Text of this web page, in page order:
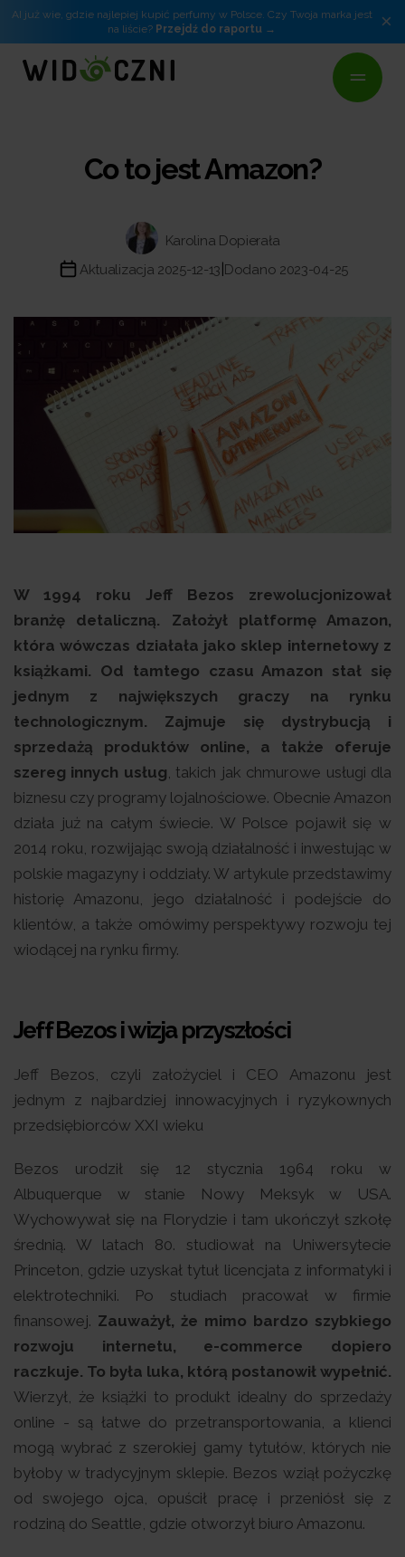
AI już wie, gdzie najlepiej kupić perfumy w Polsce. Czy Twoja marka jest
na liście? Przejdź do raportu ×
Co to jest Amazon?
Karolina Dopierała
Aktualizacja 2025-12-13 Dodano 2023-04-25
W 1994 roku Jeff Bezos zrewolucjonizował
branżę detaliczną. Założył platformę Amazon,
która wówczas działała jako sklep internetowy z
książkami. Od tamtego czasu Amazon stał się
jednym z największych graczy na rynku
technologicznym. Zajmuje się dystrybucją i
sprzedażą produktów online, a także oferuje
szereg innych usług , takich jak chmurowe usługi dla
biznesu czy programy lojalnościowe. Obecnie Amazon
działa już na całym świecie. W Polsce pojawił się w
2014 roku, rozwijając swoją działalność i inwestując w
polskie magazyny i oddziały. W artykule przedstawimy
historię Amazonu, jego działalność i podejście do
klientów, a także omówimy perspektywy rozwoju tej
wiodącej na rynku firmy.
Jeff Bezos i wizja przyszłości
Jeff Bezos, czyli założyciel i CEO Amazonu jest
jednym z najbardziej innowacyjnych i ryzykownych
przedsiębiorców XXI wieku
Bezos urodził się 12 stycznia 1964 roku w
Albuquerque w stanie Nowy Meksyk w USA.
Wychowywał się na Florydzie i tam ukończył szkołę
średnią. W latach 80. studiował na Uniwersytecie
Princeton, gdzie uzyskał tytuł licencjata z informatyki i
elektrotechniki. Po studiach pracował w firmie
finansowej. Zauważył, że mimo bardzo szybkiego
rozwoju internetu, e-commerce dopiero
raczkuje. To była luka, którą postanowił wypełnić.
Wierzył, że książki to produkt idealny do sprzedaży
online - są łatwe do przetransportowania, a klienci
mogą wybrać z szerokiej gamy tytułów, których nie
byłoby w tradycyjnym sklepie. Bezos wziął pożyczkę
od swojego ojca, opuścił pracę i przeniósł się z
rodziną do Seattle, gdzie otworzył biuro Amazonu.